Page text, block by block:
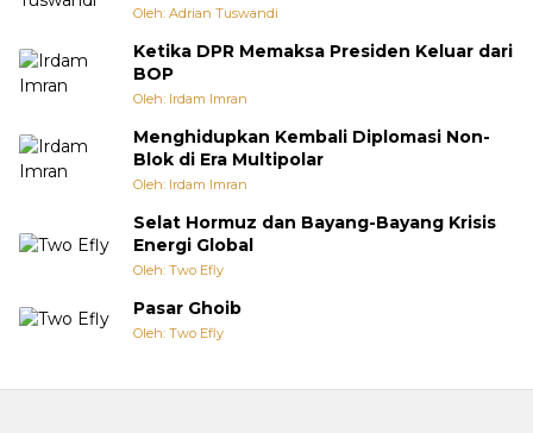
Oleh: Adrian Tuswandi
Ketika DPR Memaksa Presiden Keluar dari
BOP
Oleh: Irdam Imran
Menghidupkan Kembali Diplomasi Non-
Blok di Era Multipolar
Oleh: Irdam Imran
Selat Hormuz dan Bayang-Bayang Krisis
Energi Global
Oleh: Two Efly
Pasar Ghoib
Oleh: Two Efly